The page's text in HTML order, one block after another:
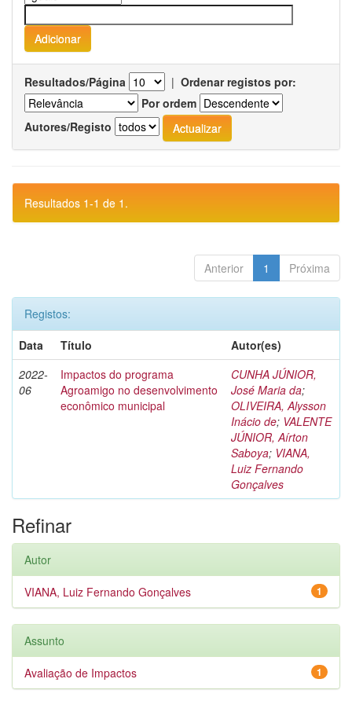
Resultados/Página | Ordenar registos por:
Por ordem
Autores/Registo
Resultados 1-1 de 1.
Anterior 1 Próxima
Registos:
Data
Título
Autor(es)
2022-
06
Impactos do programa
Agroamigo no desenvolvimento
econômico municipal
CUNHA JÚNIOR,
José Maria da;
OLIVEIRA, Alysson
Inácio de; VALENTE
JÚNIOR, Aírton
Saboya; VIANA,
Luiz Fernando
Gonçalves
Refinar
Autor
1
VIANA, Luiz Fernando Gonçalves
Assunto
1
Avaliação de Impactos